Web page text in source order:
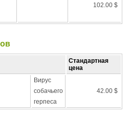
102.00 $
Стандартная
цена
Вирус
собачьего
герпеса
42.00 $